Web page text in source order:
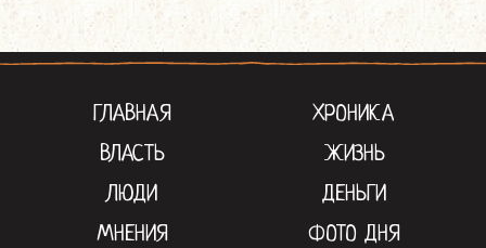
ГЛАВНАЯ
ХРОНИКА
ВЛАСТЬ
ЖИЗНЬ
ЛЮДИ
ДЕНЬГИ
МНЕНИЯ
ФОТО ДНЯ